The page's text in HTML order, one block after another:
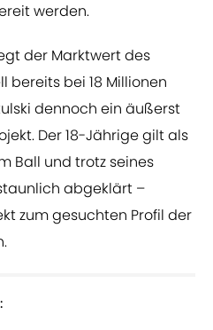
werden.
der Marktwert des
bereits bei 18 Millionen
dennoch ein äußerst
Der 18-Jährige gilt als
Ball und trotz seines
abgeklärt –
zum gesuchten Profil der